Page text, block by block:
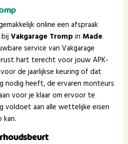
online een afspraak
bijVakgarage Tromp in Made.
service van Vakgarage
hart terecht voor jouw APK-
de jaarlijkse keuring of dat
nodig heeft, de ervaren monteurs
voor je klaar om ervoor te
voldoet aan alle wettelijke eisen